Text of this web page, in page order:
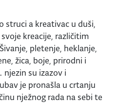
struci a kreativac u duši,
kreacije, različitim
pletenje, heklanje,
žica, boje, prirodni i
su izazov i
je pronašla u crtanju
nježnog rada na sebi te